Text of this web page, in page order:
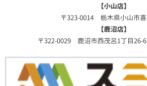
【小山店】
〒323-0014 栃木県小山市
【鹿沼店】
〒322-0029 鹿沼市西茂呂1丁目26-